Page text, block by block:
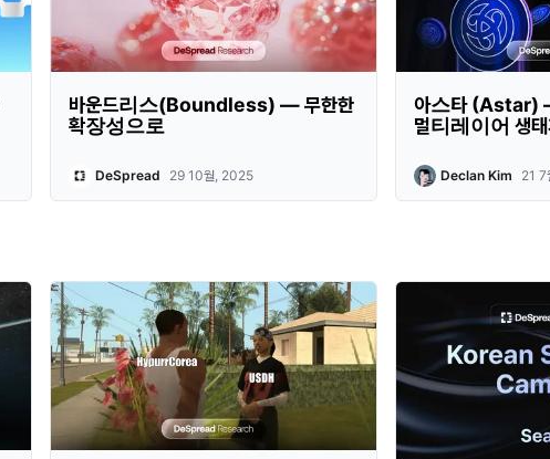
바운드리스(Boundless) — 무한한
확장성으로
DeSpread 29 10월, 2025
아스타 (Astar)
멀티레이어 생태
Declan Kim 21